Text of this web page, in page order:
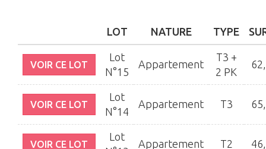
LOT NATURE TYPE
VOIR CE LOT
Lot
N°15
Appartement
T3 +
2 PK
VOIR CE LOT
Lot
N°14
Appartement T3
VOIR CE LOT
Lot
Appartement T2